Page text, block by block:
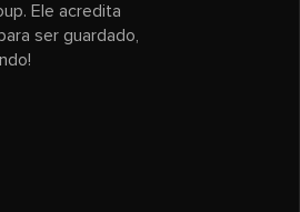
Ele acredita
ser guardado,